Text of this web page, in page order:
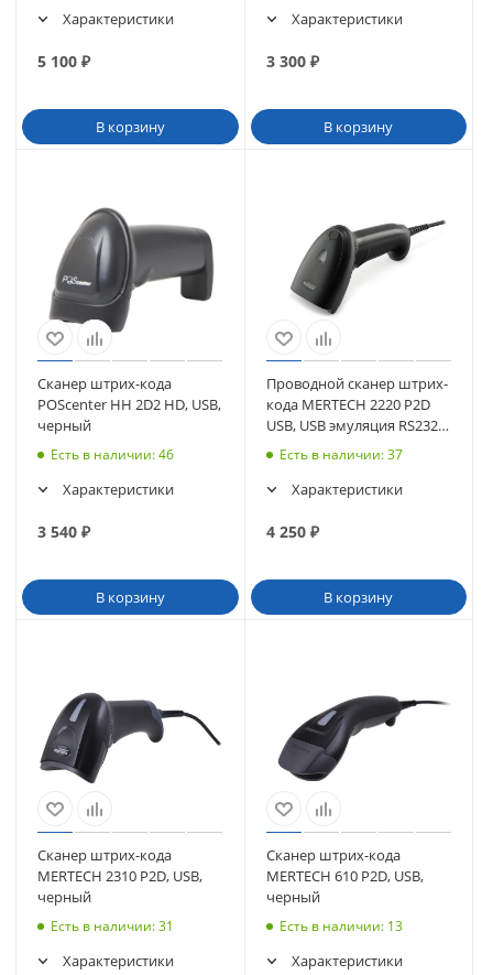
Характеристики
5 100 ₽
В корзину
Характеристики
3 300₽
В корзину
Сканер штрих-кода
POScenter HH 2D2 HD, USB,
черный
Есть в наличии: 46
Характеристики
3 540 ₽
В корзину
Проводной сканер штрих-
кода MERTECH 2220 P2D
USB, USB эмуляция RS232,
blackЕсть в наличии: 37
Характеристики
4 250₽
В корзину
Сканер штрих-кода
MERTECH 2310 P2D, USB,
черный
Есть в наличии: 31
Характеристики
Сканер штрих-кода
MERTECH 610 P2D, USB,
черный
Есть в наличии: 13
Характеристики